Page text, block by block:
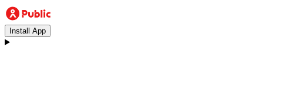
Install App